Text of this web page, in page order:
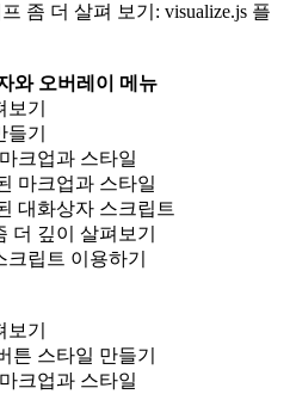
프 좀 더 살펴 보기: visualize.js 플
와 오버레이 메뉴
기
기
크업과 스타일
마크업과 스타일
대화상자 스크립트
더 깊이 살펴보기
립트 이용하기
기
튼 스타일 만들기
크업과 스타일